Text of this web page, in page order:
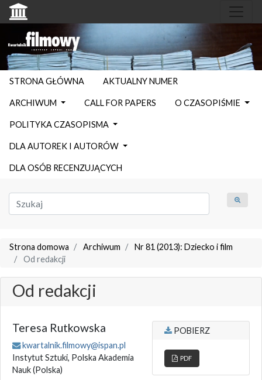
STRONA GŁÓWNA AKTUALNY NUMER
ARCHIWUM CALL FOR PAPERS O CZASOPIŚMIE
POLITYKA CZASOPISMA
DLA AUTOREK I AUTORÓW
DLA OSÓB RECENZUJĄCYCH
Strona domowa Archiwum
Nr 81 (2013): Dziecko i film
Od redakcji
Od redakcji
Teresa Rutkowska
kwartalnik.filmowy@ispan.pl
Instytut Sztuki, Polska Akademia
Nauk(Polska)
POBIERZ
PDF